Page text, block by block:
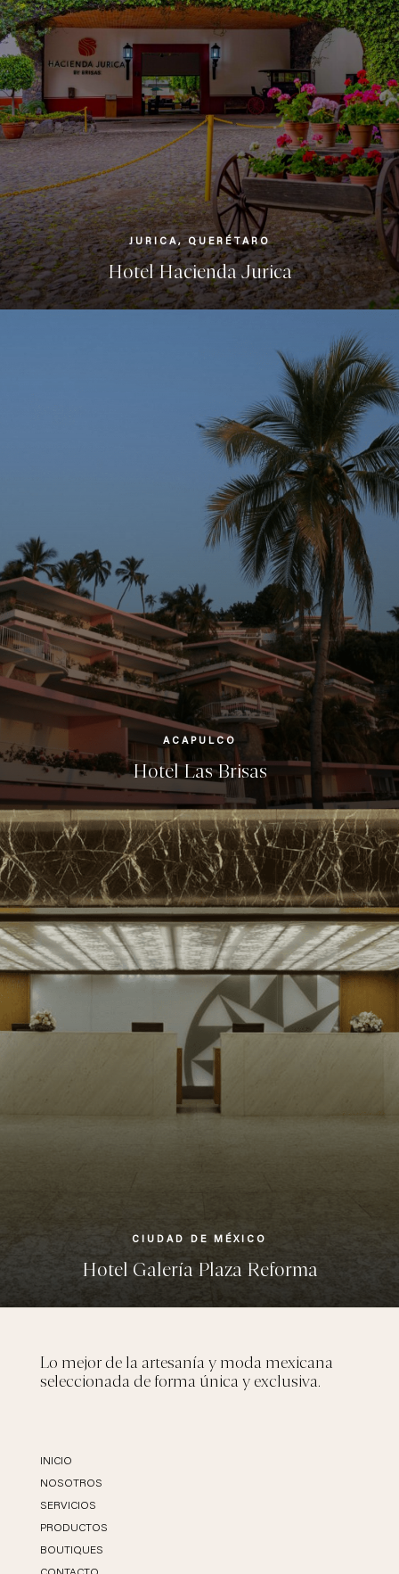
JURICA, QUERÉTARO
Hotel Hacienda Jurica
ACAPULCO
Hotel Las Brisas
CIUDAD DE MÉXICO
Hotel Galería Plaza Reforma
Lo mejor de la artesanía y moda mexicana
seleccionada de forma única y exclusiva.
INICIO
NOSOTROS
SERVICIOS
PRODUCTOS
BOUTIQUES